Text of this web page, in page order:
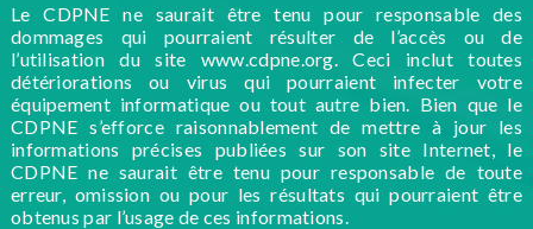
Le CDPNE ne saurait être tenu pour responsable des
dommages qui pourraient résulter de l’accès ou de
l’utilisation du site www.cdpne.org. Ceci inclut toutes
détériorations ou virus qui pourraient infecter votre
équipement informatique ou tout autre bien. Bien que le
CDPNE s’efforce raisonnablement de mettre à jour les
informations précises publiées sur son site Internet, le
CDPNE ne saurait être tenu pour responsable de toute
erreur, omission ou pour les résultats qui pourraient être
obtenus par l’usage de ces informations.